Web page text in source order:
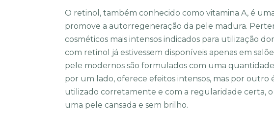
O retinol, também conhecido como vitamina A, é
promove a autorregeneração da pele madura.
cosméticos mais intensos indicados para utilização
com retinol já estivessem disponíveis apenas em
pele modernos são formulados com uma
por um lado, oferece efeitos intensos, mas por outro
utilizado corretamente e com a regularidade certa,
uma pele cansada e sem brilho.